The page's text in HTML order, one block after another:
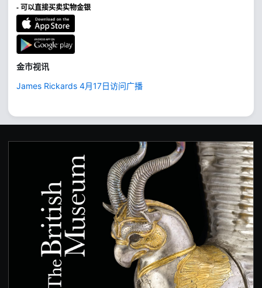
- 可以直接买卖实物金银
金市视讯
James Rickards 4月17日访问广播